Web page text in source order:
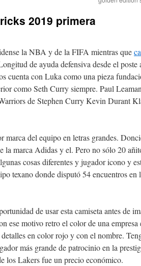
2019 primera
la NBA y de la FIFA mientras que
de ayuda defensiva desde el poste
cuenta con Luka como una pieza
como Seth Curry siempre. Paul Leaman
de Stephen Curry Kevin Durant
del equipo en letras grandes.
la marca Adidas y el. Pero no sólo 20
cosas diferentes y jugador icono y
texano donde disputó 54 encuentros en
de usar esta camiseta antes de
ese motivo retro el color de una empresa
en color rojo y con el nombre.
más grande de patrocinio en la
los Lakers fue un precio económico.